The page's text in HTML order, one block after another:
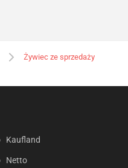
Żywiec ze sprzedaży
Kaufland
Netto